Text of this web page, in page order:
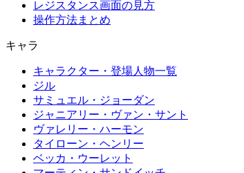
レジスタンス画面の見方
操作方法まとめ
キャラ
キャラクター・登場人物一覧
ジル
サミュエル・ジョーダン
ジャニアリー・ヴァン・サント
ヴァレリー・ハーモン
タイローン・ヘンリー
ベッカ・ウーレット